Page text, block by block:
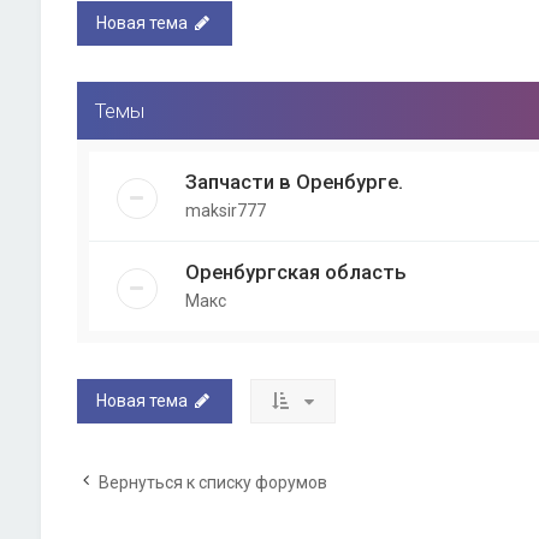
Новая тема
Темы
Запчасти в Оренбурге.
maksir777
Оренбургская область
Макс
Новая тема
Вернуться к списку форумов